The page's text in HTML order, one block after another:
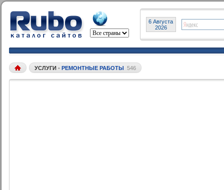
6 Августа
2026
УСЛУГИ • РЕМОНТНЫЕ РАБОТЫ 546